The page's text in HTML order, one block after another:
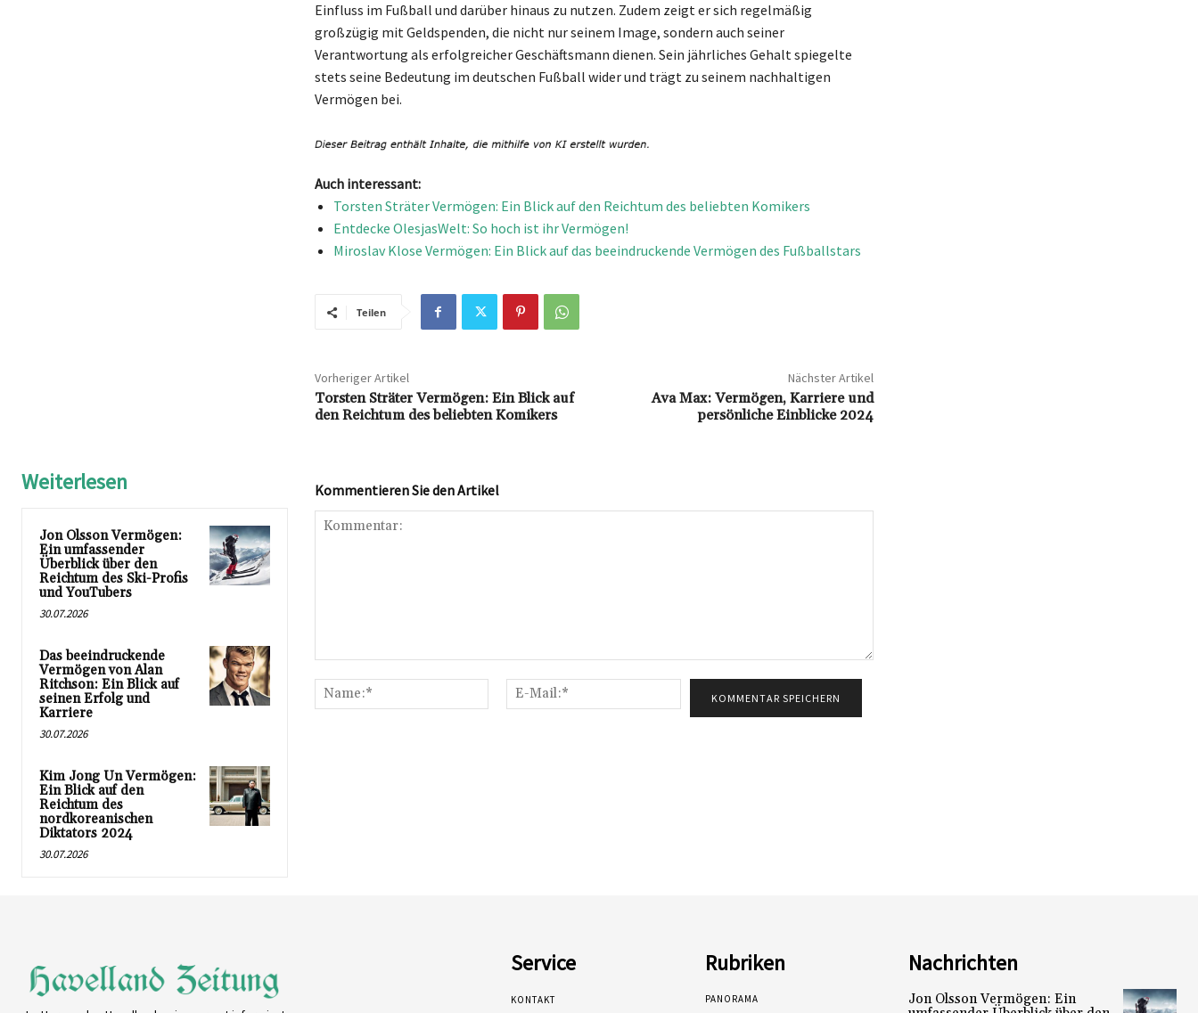
Einfluss im Fußball und darüber hinaus zu nutzen. Zudem zeigt er sich regelmäßig
großzügig mit Geldspenden, die nicht nur seinem Image, sondern auch seiner
Verantwortung als erfolgreicher Geschäftsmann dienen. Sein jährliches Gehalt spiegelte
stets seine Bedeutung im deutschen Fußball wider und trägt zu seinem nachhaltigen
Vermögen bei.
Auch interessant:
Torsten Sträter Vermögen: Ein Blick auf den Reichtum des beliebten Komikers
Entdecke OlesjasWelt: So hoch ist ihr Vermögen!
Miroslav Klose Vermögen: Ein Blick auf das beeindruckende Vermögen des Fußballstars
Teilen
Vorheriger Artikel
Torsten Sträter Vermögen: Ein Blick auf
den Reichtum des beliebten Komikers
Nächster Artikel
Ava Max: Vermögen, Karriere und
persönliche Einblicke 2024
Weiterlesen
Jon Olsson Vermögen:
Ein umfassender
Überblick über den
Reichtum des Ski-Profis
und YouTubers
30.07.2026
Das beeindruckende
Vermögen von Alan
Ritchson: Ein Blick auf
seinen Erfolg und
Karriere
30.07.2026
Kim Jong Un Vermögen:
Ein Blick auf den
Reichtum des
nordkoreanischen
Diktators 2024
30.07.2026
Kommentieren Sie den Artikel
Name:*
Mail:*
Service
KONTAKT
Rubriken
PANORAMA
Nachrichten
Jon Olsson Vermögen: Ein